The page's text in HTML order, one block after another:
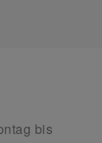
bis